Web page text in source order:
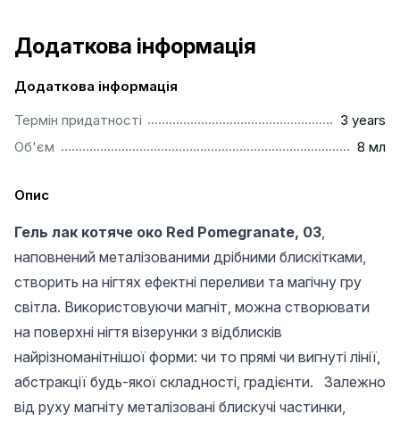
Додаткова інформація
Додаткова інформація
Термін придатності
3 years
Об'єм
8 мл
Опис
Гель лак котяче око Red Pomegranate, 03,
наповнений металізованими дрібними блискітками,
створить на нігтях ефектні переливи та магічну гру
світла. Використовуючи магніт, можна створювати
на поверхні нігтя візерунки з відблисків
найрізноманітнішої форми: чи то прямі чи вигнуті лінії,
абстракції будь-якої складності, градієнти. Залежно
від руху магніту металізовані блискучі частинки,